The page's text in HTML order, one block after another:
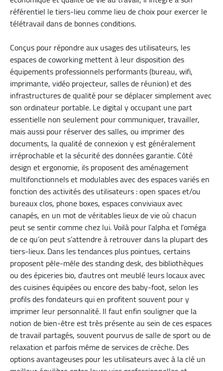
référentiel le tiers-lieu comme lieu de choix pour exercer le
télétravail dans de bonnes conditions.
Conçus pour répondre aux usages des utilisateurs, les
espaces de coworking mettent à leur disposition des
équipements professionnels performants (bureau, wifi,
imprimante, vidéo projecteur, salles de réunion) et des
infrastructures de qualité pour se déplacer simplement avec
son ordinateur portable. Le digital y occupant une part
essentielle non seulement pour communiquer, travailler,
mais aussi pour réserver des salles, ou imprimer des
documents, la qualité de connexion y est généralement
irréprochable et la sécurité des données garantie. Côté
design et ergonomie, ils proposent des aménagement
multifonctionnels et modulables avec des espaces variés en
fonction des activités des utilisateurs : open spaces et/ou
bureaux clos, phone boxes, espaces conviviaux avec
canapés, en un mot de véritables lieux de vie où chacun
peut se sentir comme chez lui. Voilà pour l’alpha et l’oméga
de ce qu’on peut s’attendre à retrouver dans la plupart des
tiers-lieux. Dans les tendances plus pointues, certains
proposent pêle-mêle des standing desk, des bibliothèques
ou des épiceries bio, d’autres ont meublé leurs locaux avec
des cuisines équipées ou encore des baby-foot, selon les
profils des fondateurs qui en profitent souvent pour y
imprimer leur personnalité. Il faut enfin souligner que la
notion de bien-être est très présente au sein de ces espaces
de travail partagés, souvent pourvus de salle de sport ou de
relaxation et parfois même de services de crèche. Des
options avantageuses pour les utilisateurs avec à la clé un